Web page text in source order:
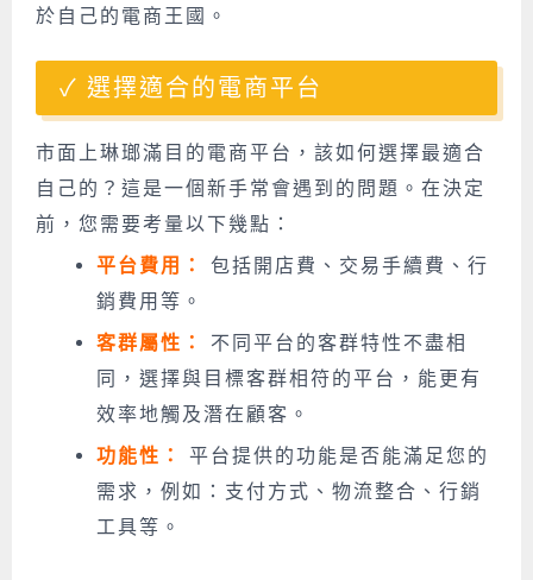
於自己的電商王國。
選擇適合的電商平台
市面上琳瑯滿目的電商平台，該如何選擇最適合
自己的？這是一個新手常會遇到的問題。在決定
前，您需要考量以下幾點：
平台費用：
包括開店費、交易手續費、行
銷費用等。
客群屬性：
不同平台的客群特性不盡相
同，選擇與目標客群相符的平台，能更有
效率地觸及潛在顧客。
功能性：
平台提供的功能是否能滿足您的
需求，例如：支付方式、物流整合、行銷
工具等。